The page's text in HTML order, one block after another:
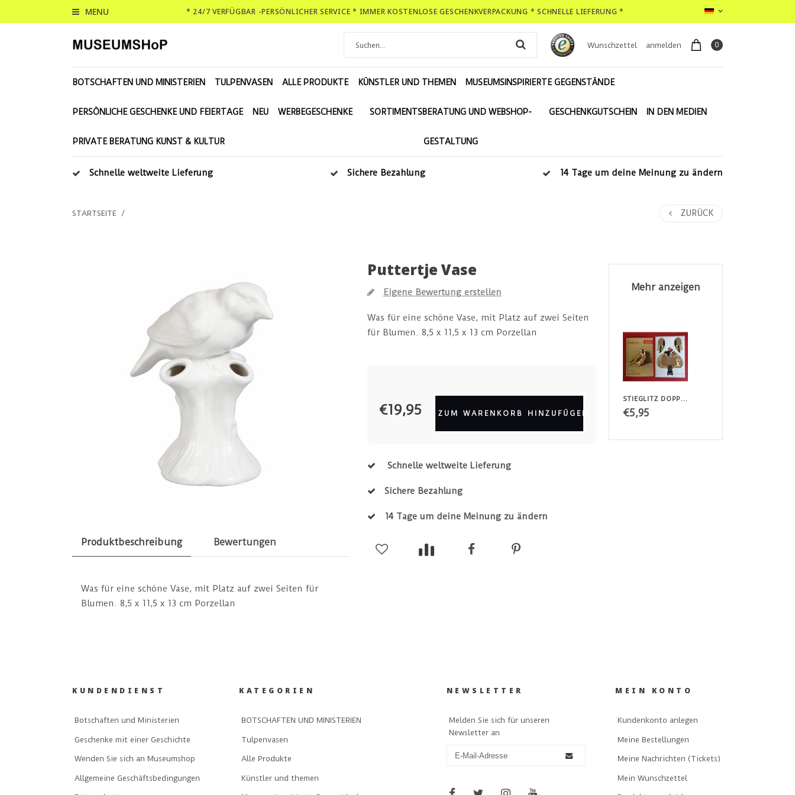
MENU * 24/7 VERFÜGBAR -PERSÖNLICHER SERVICE * IMMER KOSTENLOSE GESCHENKVERPACKUNG * SCHNELLE LIEFERUNG *
Wunschzettel anmelden 0
BOTSCHAFTEN UND MINISTERIEN TULPENVASEN ALLE PRODUKTE KÜNSTLER UND THEMEN MUSEUMSINSPIRIERTE GEGENSTÄNDE
PERSÖNLICHE GESCHENKE UND FEIERTAGE NEU WERBEGESCHENKE SORTIMENTSBERATUNG UND WEBSHOP-
GESTALTUNG
GESCHENKGUTSCHEIN IN DEN MEDIEN
PRIVATE BERATUNG KUNST & KULTUR
Schnelle weltweite Lieferung Sichere Bezahlung 14 Tage um deine Meinung zu ändern
STARTSEITE / ZURÜCK
Produktbeschreibung Bewertungen
Was für eine schöne Vase, mit Platz auf zwei Seiten für
Blumen. 8,5 x 11,5 x 13 cm Porzellan
Puttertje Vase
Eigene Bewertung erstellen
Was für eine schöne Vase, mit Platz auf zwei Seiten
für Blumen. 8,5 x 11,5 x 13 cm Porzellan
€19,95 ZUM WARENKORB HINZUFÜGEN
Schnelle weltweite Lieferung
Sichere Bezahlung
14 Tage um deine Meinung zu ändern
Mehr anzeigen
STIEGLITZ DOPPELKARTE + UMSCHLAG
€5,95
KUNDENDIENST
Botschaften und Ministerien
Geschenke mit einer Geschichte
Wenden Sie sich an Museumshop
Allgemeine Geschäftsbedingungen
KATEGORIEN
BOTSCHAFTEN UND MINISTERIEN
Tulpenvasen
Alle Produkte
Künstler und themen
NEWSLETTER
Melden Sie sich für unseren
Newsletter an
MEIN KONTO
Kundenkonto anlegen
Meine Bestellungen
Meine Nachrichten (Tickets)
Mein Wunschzettel